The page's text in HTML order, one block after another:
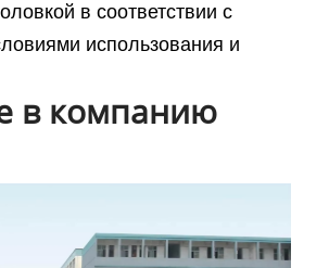
в соответствии с
использования и
в компанию